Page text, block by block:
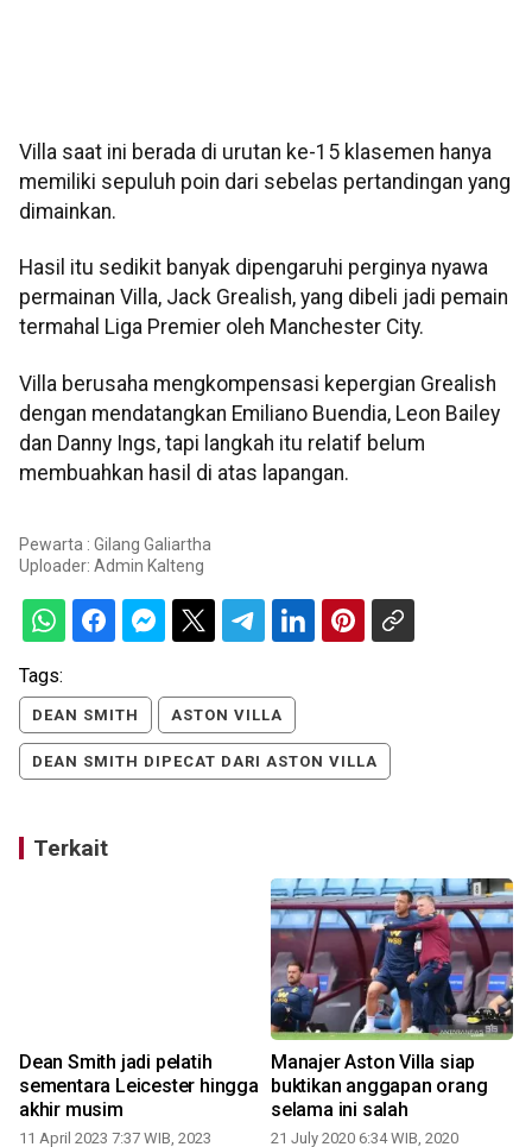
Villa saat ini berada di urutan ke-15 klasemen hanya
memiliki sepuluh poin dari sebelas pertandingan yang
dimainkan.
Hasil itu sedikit banyak dipengaruhi perginya nyawa
permainan Villa, Jack Grealish, yang dibeli jadi pemain
termahal Liga Premier oleh Manchester City.
Villa berusaha mengkompensasi kepergian Grealish
dengan mendatangkan Emiliano Buendia, Leon Bailey
dan Danny Ings, tapi langkah itu relatif belum
membuahkan hasil di atas lapangan.
Pewarta : Gilang Galiartha
Uploader: Admin Kalteng
Tags:
DEAN SMITH ASTON VILLA
DEAN SMITH DIPECAT DARI ASTON VILLA
Terkait
Dean Smith jadi pelatih
sementara Leicester hingga
akhir musim
11 April 2023 7:37 WIB, 2023
Manajer Aston Villa siap
buktikan anggapan orang
selama ini salah
21 July 2020 6:34 WIB, 2020